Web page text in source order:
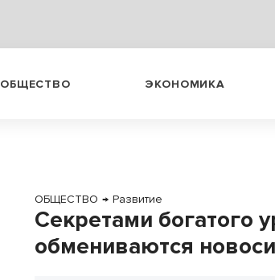
ОБЩЕСТВО ЭКОНОМИКА
ОБЩЕСТВО → Развитие
Секретами богатого
обмениваются